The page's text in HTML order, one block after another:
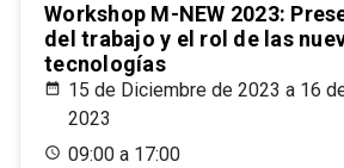
Workshop M-NEW 2023:
del trabajo y el rol de las
tecnologías
15 de Diciembre de 2023 a 16
2023
09:00 a 17:00